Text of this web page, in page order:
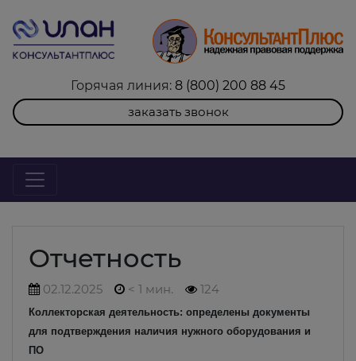
Горячая линия: 8 (800) 200 88 45
заказать звонок
Отчетность
02.12.2025 < 1 мин. 124
Коллекторская деятельность: определены документы
для подтверждения наличия нужного оборудования и
ПО